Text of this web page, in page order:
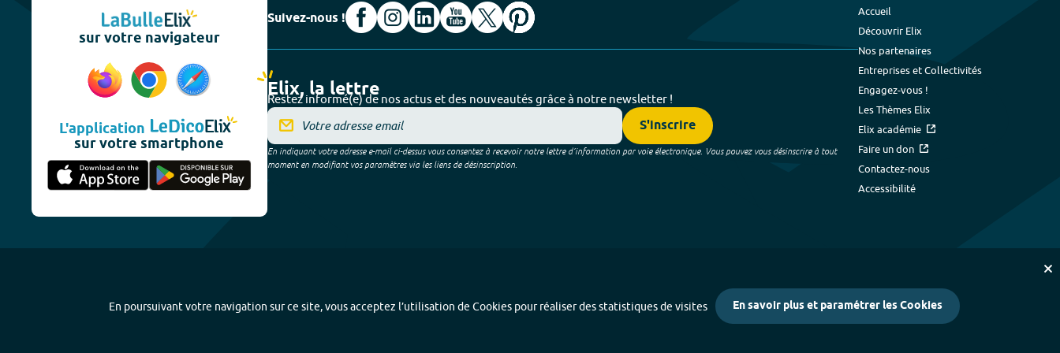
sur votre navigateur
L'application
sur votre smartphone
Suivez-nous !
Elix, la lettre
Restez informé(e) de nos actus et des nouveautés grâce à notre newsletter !
S'inscrire
En indiquant votre adresse e-mail ci-dessus vous consentez à recevoir notre lettre d’information par voie électronique. Vous pouvez vous désinscrire à tout
moment en modifiant vos paramètres via les liens de désinscription.
Accueil
Découvrir Elix
Nos partenaires
Entreprises et Collectivités
Engagez-vous !
Les Thèmes Elix
Elix académie
Faire un don
Contactez-nous
Accessibilité
En poursuivant votre navigation sur ce site, vous acceptez l’utilisation de Cookies pour réaliser des statistiques de visites En savoir plus et paramétrer les Cookies